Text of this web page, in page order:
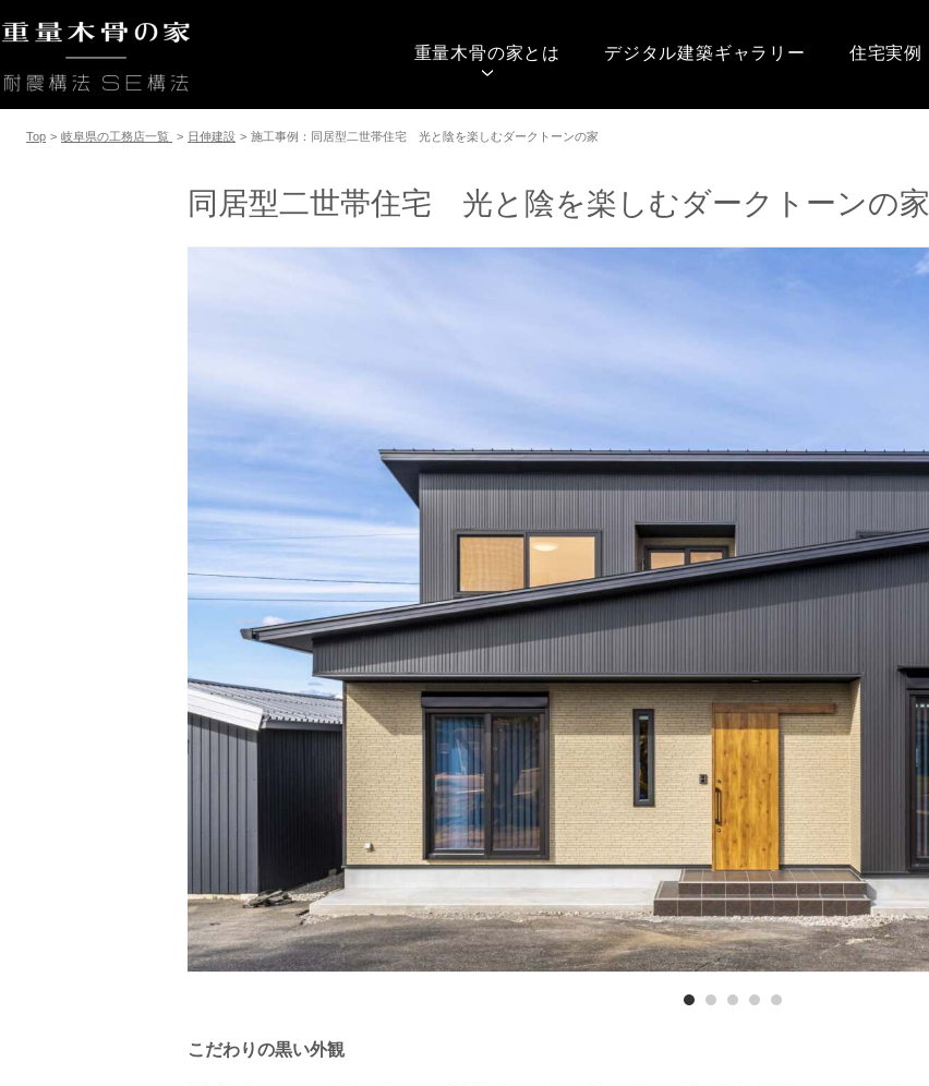
重量木骨の家とは デジタル建築ギャラリー 住宅実例
Top > 岐阜県の工務店一覧 > 日伸建設 > 施工事例：同居型二世帯住宅 光と陰を楽しむダークトーンの家
同居型二世帯住宅 光と陰を楽しむダークトーンの家
こだわりの黒い外観